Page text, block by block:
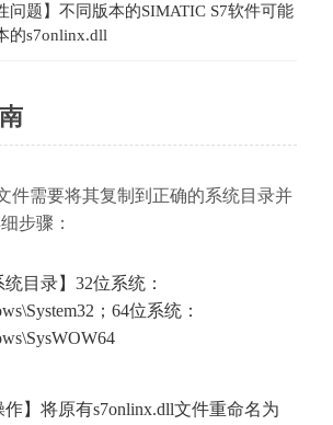
问题】不同版本的SIMATIC S7软件可能
的s7onlinx.dll
件需要将其复制到正确的系统目录并
步骤：
统目录】32位系统：
；64位系统：
作】将原有s7onlinx.dll文件重命名为